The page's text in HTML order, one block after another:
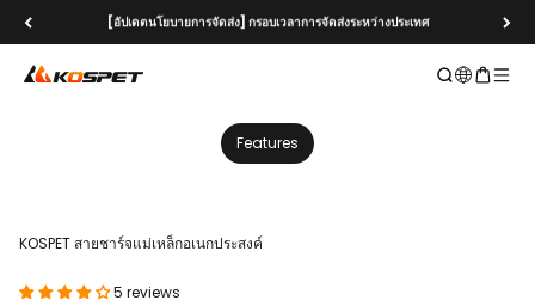
[อัปเดตนโยบายการจัดส่ง] กรอบเวลาการจัดส่งระหว่างประเทศ
KOSPET Smartwatch Online Shop เปิดการค้นหา
เปิดรถเข็น
เปิดเ
Features
KOSPET สายชาร์จแม่เหล็กอเนกประสงค์
5 reviews